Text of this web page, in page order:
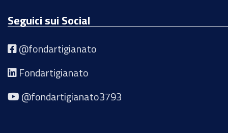
Seguici sui Social
@fondartigianato
Fondartigianato
@fondartigianato3793